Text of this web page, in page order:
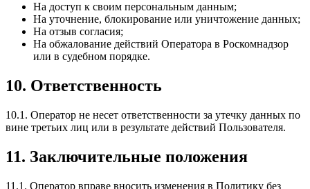
На доступ к своим персональным данным;
На уточнение, блокирование или уничтожение данных;
На отзыв согласия;
На обжалование действий Оператора в Роскомнадзор
или в судебном порядке.
10. Ответственность
10.1. Оператор не несет ответственности за утечку данных по
вине третьих лиц или в результате действий Пользователя.
11. Заключительные положения
11.1. Оператор вправе вносить изменения в Политику без